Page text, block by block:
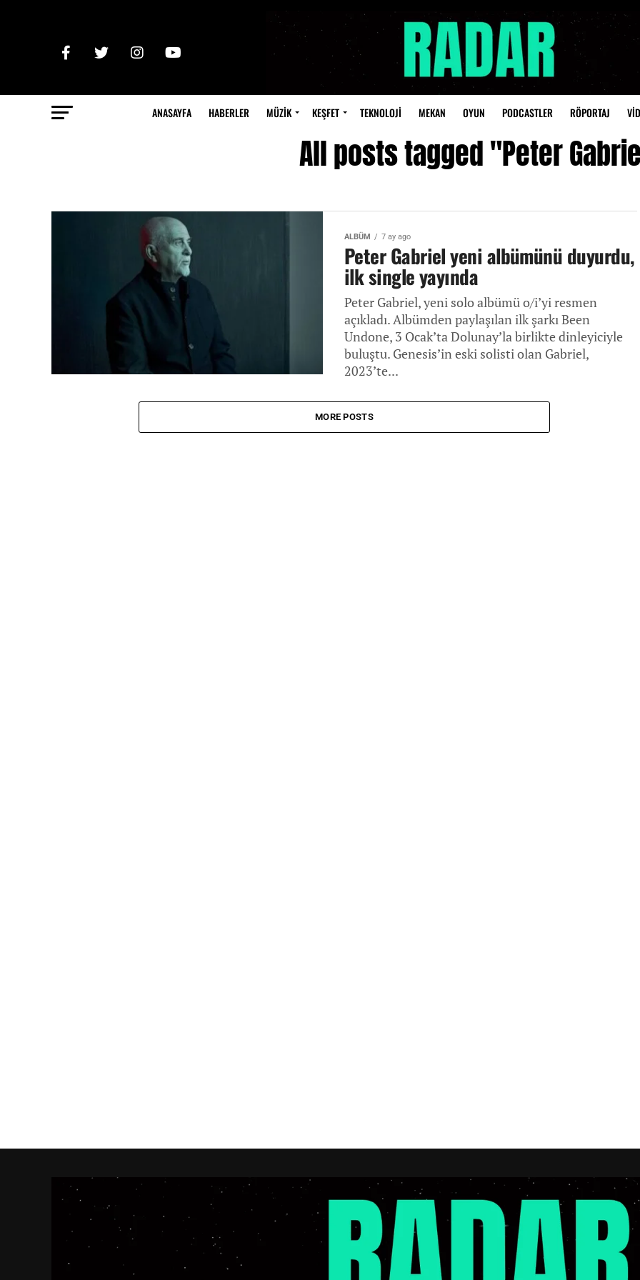
ANASAYFA HABERLER MÜZİK KEŞFET TEKNOLOJİ MEKAN OYUN PODCASTLER RÖPORTAJ
All posts tagged "Peter
ALBÜM 7 ay ago
Peter Gabriel yeni albümünü duyurdu,
ilk single yayında
Peter Gabriel, yeni solo albümü o/i’yi resmen
açıkladı. Albümden paylaşılan ilk şarkı Been
Undone, 3 Ocak’ta Dolunay’la birlikte dinleyiciyle
buluştu. Genesis’in eski solisti olan Gabriel,
2023’te...
MORE POSTS